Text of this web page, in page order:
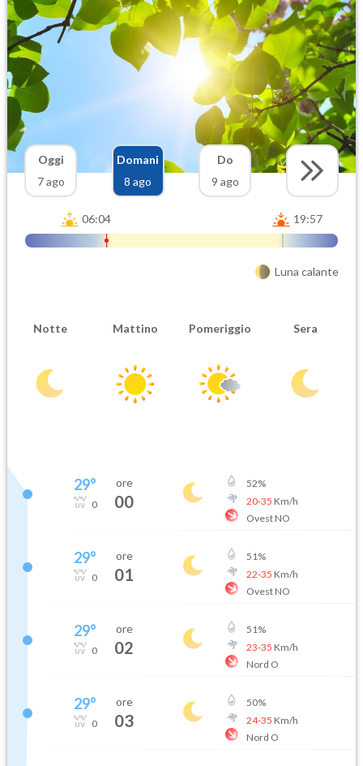
Oggi
7 ago
Domani
8 ago
Do
9 ago
06:04 19:57
Luna calante
Notte Mattino Pomeriggio Sera
29°
0
ore
00
52%
20-35 Km/h
Ovest NO
29°
0
ore
01
51%
22-35 Km/h
Ovest NO
29°
0
ore
02
51%
23-35 Km/h
Nord O
29°
0
ore
03
50%
24-35 Km/h
Nord O